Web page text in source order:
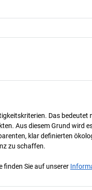
Das bedeutet
Aus diesem Grund wird
klar definierten
zu schaffen.
Sie auf unserer